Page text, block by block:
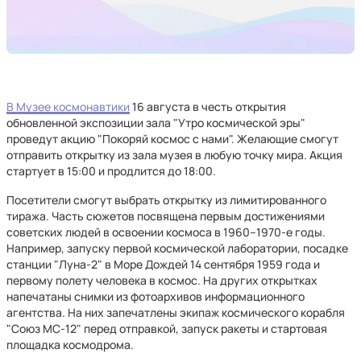
В Музее космонавтики 16 августа в честь открытия
обновленной экспозиции зала "Утро космической эры"
проведут акцию "Покоряй космос с нами". Желающие смогут
отправить открытку из зала музея в любую точку мира. Акция
стартует в 15:00 и продлится до 18:00.
Посетители смогут выбрать открытку из лимитированного
тиража. Часть сюжетов посвящена первым достижениями
советских людей в освоении космоса в 1960–1970-е годы.
Например, запуску первой космической лаборатории, посадке
станции "Луна-2" в Море Дождей 14 сентября 1959 года и
первому полету человека в космос. На других открытках
напечатаны снимки из фотоархивов информационного
агентства. На них запечатлены экипаж космического корабля
"Союз МС-12" перед отправкой, запуск ракеты и стартовая
площадка космодрома.